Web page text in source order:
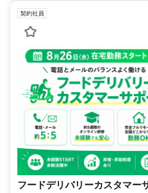
契約社員
フードデリバリーカスタマー